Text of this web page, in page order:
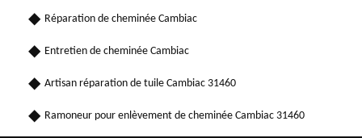
Réparation de cheminée Cambiac
Entretien de cheminée Cambiac
Artisan réparation de tuile Cambiac 31460
Ramoneur pour enlèvement de cheminée Cambiac 31460